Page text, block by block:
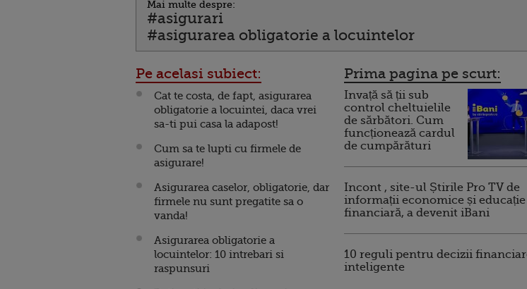
Mai multe despre:
#asigurari
#asigurarea obligatorie a locuintelor
Pe acelasi subiect:
Cat te costa, de fapt, asigurarea
obligatorie a locuintei, daca vrei
sa-ti pui casa la adapost!
Cum sa te lupti cu firmele de
asigurare!
Asigurarea caselor, obligatorie, dar
firmele nu sunt pregatite sa o
vanda!
Asigurarea obligatorie a
locuintelor: 10 intrebari si
raspunsuri
Prima pagina pe scurt:
Invață să ții sub
control cheltuielile
de sărbători. Cum
funcționează cardul
de cumpărături
Incont , site-ul Știrile Pro TV de
informații economice și educație
financiară, a devenit iBani
10 reguli pentru decizii
inteligente